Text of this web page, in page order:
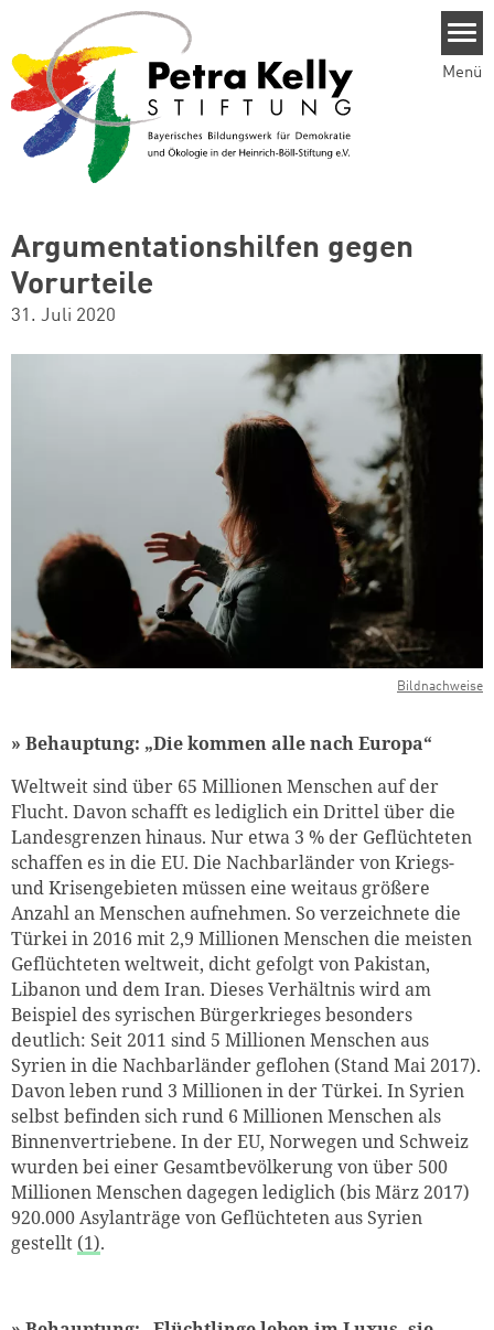
Menü
Argumentationshilfen gegen
Vorurteile
31. Juli 2020
Bildnachweise
» Behauptung: „Die kommen alle nach Europa“
Weltweit sind über 65 Millionen Menschen auf der
Flucht. Davon schafft es lediglich ein Drittel über die
Landesgrenzen hinaus. Nur etwa 3 % der Geflüchteten
schaffen es in die EU. Die Nachbarländer von Kriegs-
und Krisengebieten müssen eine weitaus größere
Anzahl an Menschen aufnehmen. So verzeichnete die
Türkei in 2016 mit 2,9 Millionen Menschen die meisten
Geflüchteten weltweit, dicht gefolgt von Pakistan,
Libanon und dem Iran. Dieses Verhältnis wird am
Beispiel des syrischen Bürgerkrieges besonders
deutlich: Seit 2011 sind 5 Millionen Menschen aus
Syrien in die Nachbarländer geflohen (Stand Mai 2017).
Davon leben rund 3 Millionen in der Türkei. In Syrien
selbst befinden sich rund 6 Millionen Menschen als
Binnenvertriebene. In der EU, Norwegen und Schweiz
wurden bei einer Gesamtbevölkerung von über 500
Millionen Menschen dagegen lediglich (bis März 2017)
920.000 Asylanträge von Geflüchteten aus Syrien
gestellt (1).